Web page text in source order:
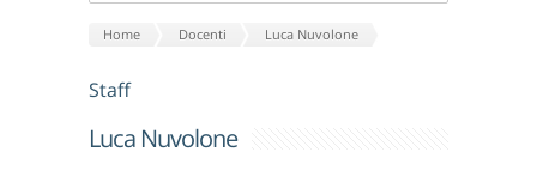
Home Docenti Luca Nuvolone
Staff
Luca Nuvolone